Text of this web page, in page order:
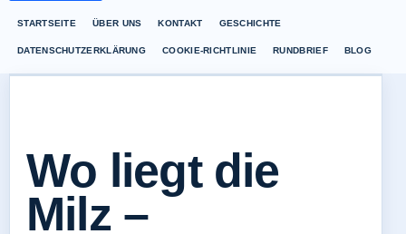
STARTSEITE ÜBER UNS KONTAKT GESCHICHTE
DATENSCHUTZERKLÄRUNG COOKIE-RICHTLINIE RUNDBRIEF BLOG
Wo liegt die
Milz –